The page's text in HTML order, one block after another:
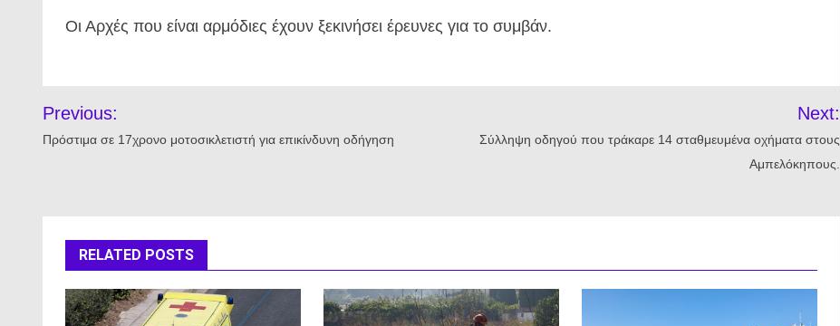
Οι Αρχές που είναι αρμόδιες έχουν ξεκινήσει έρευνες για το συμβάν.
άρθρων
Previous:
Πρόστιμα σε 17χρονο μοτοσικλετιστή για επικίνδυνη οδήγηση
Next:
Σύλληψη οδηγού που τράκαρε 14 σταθμευμένα οχήματα στους
Αμπελόκηπους.
RELATED POSTS